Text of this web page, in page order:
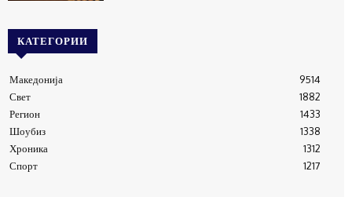
КАТЕГОРИИ
Македонија
9514
Свет
1882
Регион
1433
Шоубиз
1338
Хроника
1312
Спорт
1217